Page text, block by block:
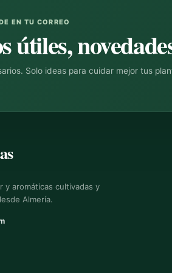
EN TU CORREO
útiles,
Solo ideas para cuidar mejor tus
y aromáticas cultivadas y
Almería.